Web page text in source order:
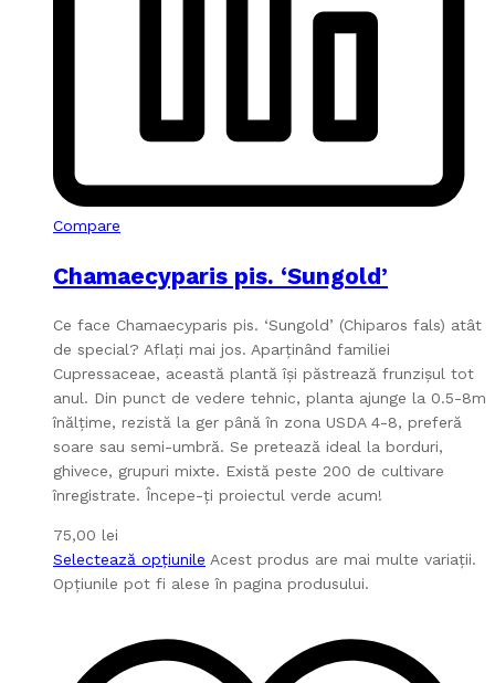
Compare
Chamaecyparis pis. ‘Sungold’
Ce face Chamaecyparis pis. ‘Sungold’ (Chiparos fals) atât
de special? Aflați mai jos. Aparținând familiei
Cupressaceae, această plantă își păstrează frunzișul tot
anul. Din punct de vedere tehnic, planta ajunge la 0.5-8m
înălțime, rezistă la ger până în zona USDA 4-8, preferă
soare sau semi-umbră. Se pretează ideal la borduri,
ghivece, grupuri mixte. Există peste 200 de cultivare
înregistrate. Începe-ți proiectul verde acum!
75,00 lei
Selectează opțiunile Acest produs are mai multe variații.
Opțiunile pot fi alese în pagina produsului.